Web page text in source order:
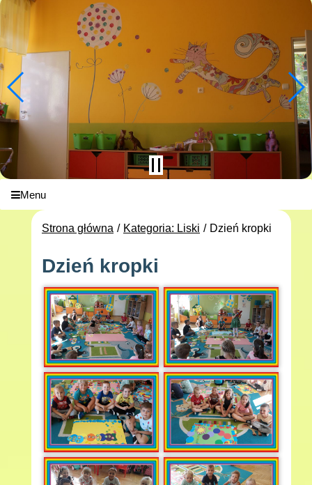
Menu
Strona główna Kategoria: Liski Dzień kropki
Dzień kropki